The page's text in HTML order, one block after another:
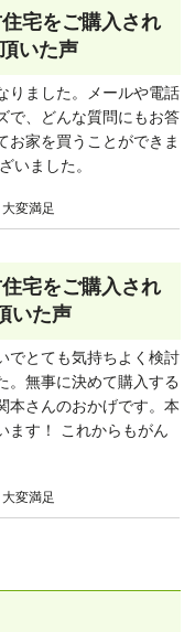
宅をご購入され
いた声
りました。メールや電話
で、どんな質問にもお答
お家を買うことができま
いました。
大変満足
宅をご購入され
いた声
でとても気持ちよく検討
。無事に決めて購入する
本さんのおかげです。本
ます！ これからもがん
大変満足